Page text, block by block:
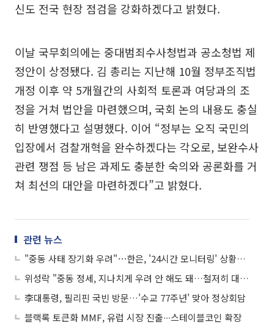
신도 전국 현장 점검을 강화하겠다고 밝혔다.
이날 국무회의에는 중대범죄수사청법과 공소청법 제
정안이 상정됐다. 김 총리는 지난해 10월 정부조직법
개정 이후 약 5개월간의 사회적 토론과 여당과의 조
정을 거쳐 법안을 마련했으며, 국회 논의 내용도 충실
히 반영했다고 설명했다. 이어 “정부는 오직 국민의
입장에서 검찰개혁을 완수하겠다는 각오로, 보완수사
관련 쟁점 등 남은 과제도 충분한 숙의와 공론화를 거
쳐 최선의 대안을 마련하겠다”고 밝혔다.
관련 뉴스
"중동 사태 장기화 우려"⋯한은, '24시간 모니터링' 상황점검 TF 가동
위성락 "중동 정세, 지나치게 우려 안 해도 돼…철저히 대비"
李대통령, 필리핀 국빈 방문…'수교 77주년' 맞아 정상회담
블랙록 토큰화 MMF, 유럽 시장 진출∙∙∙스테이블코인 확장